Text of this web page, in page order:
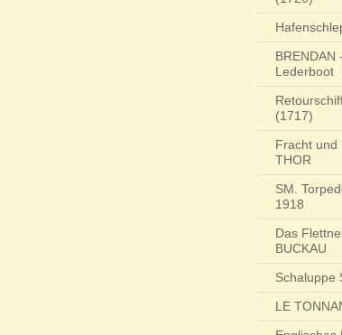
BRENDAN
Lederboot
(1717)
Fracht und
THOR
SM.
1918
Das
BUCKAU
Schaluppe
LE